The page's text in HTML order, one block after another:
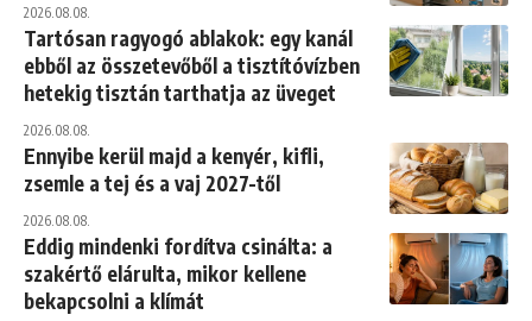
2026.08.08.
Tartósan ragyogó ablakok: egy kanál
ebből az összetevőből a tisztítóvízben
hetekig tisztán tarthatja az üveget
2026.08.08.
Ennyibe kerül majd a kenyér, kifli,
zsemle a tej és a vaj 2027-től
2026.08.08.
Eddig mindenki fordítva csinálta: a
szakértő elárulta, mikor kellene
bekapcsolni a klímát